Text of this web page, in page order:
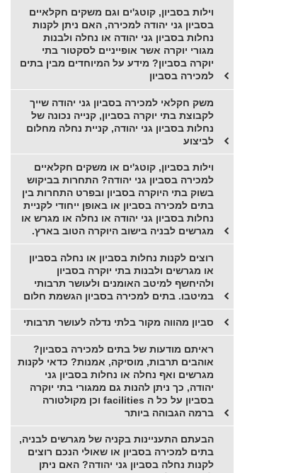
וילות בסביון, קוטג'ים וגם משקים חקלאיים
בסביון גני יהודה למכירה, האם ניתן לקנות
נחלות בסביון גני יהודה או נחלה ולבנות
מגורי יוקרה אשר אופייניים לסקטור בתי
יוקרה בסביון? מידע על המיוחדים מבין בתים
למכירה בסביון
משק חקלאי למכירה בסביון גני יהודה שייך
לקבוצת בתי יוקרה בסביון, קנייה נכונה של
נחלות בסביון גני יהודה, קניית נחלה מחלום
לביצוע
וילות בסביון, קוטג'ים או משקים חקלאיים
למכירה בסביון גני יהודה? התחרות בביקוש
בשוק בתי היוקרה בסביון ובפרט התחרות בין
בתים למכירה בסביון או באופן ייחודי לקניית
נחלות בסביון גני יהודה או נחלה או מגרש או
מגרשים לבניה בישוב היוקרה הטוב בארץ.
רוצים לקנות נחלות בסביון או נחלה בסביון
או מגרשים ולבנות בתי יוקרה בסביון
ולהיחשף למיטב האומנים ולעושר תרבותי
במיטבו. בתים למכירה בסביון הגשמת חלום
סביון מהווה מקור בלתי נדלה לעושר תרבותי
ראיתם מודעות של בתים למכירה בסביון?
אוהבים תרבות, מוסיקה, אמנות? כדאי לקנות
מגרשים ואף נחלה או נחלות בסביון גני
יהודה, כך ניתן להנות גם ממגורי בתי יוקרה
בסביון על כל ה facilities וכן מקולטורה
ברמה הגבוהה ביותר
הבעתם התעניינות בקניה של מגרשים לבניה,
בתים למכירה בסביון או שאולי הנכם רוצים
לקנות נחלה בסביון גני יהודה? האם ניתן